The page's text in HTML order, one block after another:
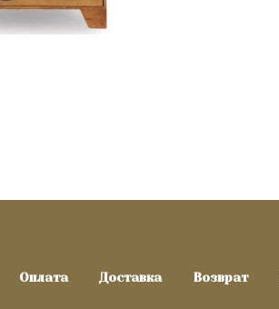
Оплата Доставка Возврат